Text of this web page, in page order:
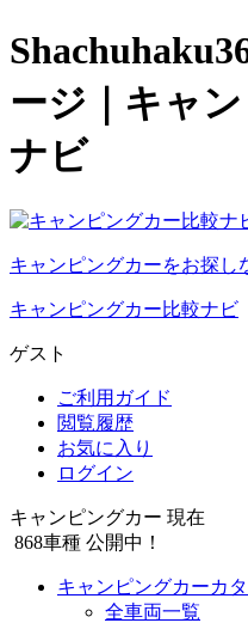
ージ｜キャ
ナビ
キャンピングカーをお探し
キャンピングカー比較ナビ
ゲスト
ご利用ガイド
閲覧履歴
お気に入り
ログイン
キャンピングカー 現在
868車種 公開中！
キャンピングカーカ
全車両一覧